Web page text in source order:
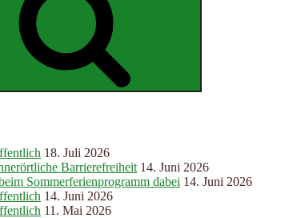
18. Juli 2026
Barrierefreiheit 14. Juni 2026
Sommerferienprogramm dabei 14. Juni 2026
14. Juni 2026
11. Mai 2026